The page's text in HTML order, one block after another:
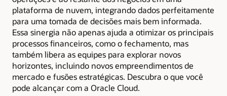
plataforma de nuvem, integrando dados perfeitamente
para uma tomada de decisões mais bem informada.
Essa sinergia não apenas ajuda a otimizar os principais
processos financeiros, como o fechamento, mas
também libera as equipes para explorar novos
horizontes, incluindo novos empreendimentos de
mercado e fusões estratégicas. Descubra o que você
pode alcançar com a Oracle Cloud.